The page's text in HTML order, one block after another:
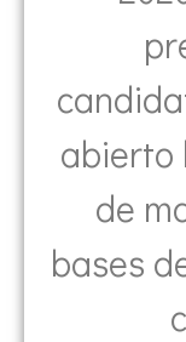
abierto
de
bases